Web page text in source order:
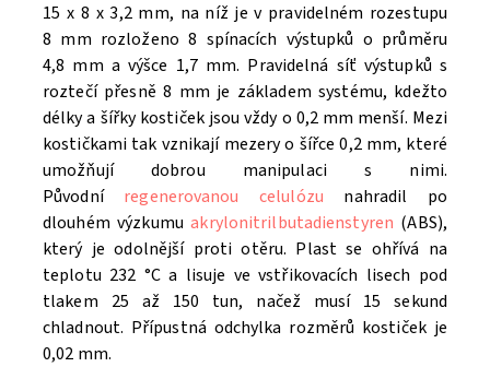
15 x 8 x 3,2 mm, na níž je v pravidelném rozestupu
8 mm rozloženo 8 spínacích výstupků o průměru
4,8 mm a výšce 1,7 mm. Pravidelná síť výstupků s
roztečí přesně 8 mm je základem systému, kdežto
délky a šířky kostiček jsou vždy o 0,2 mm menší. Mezi
kostičkami tak vznikají mezery o šířce 0,2 mm, které
umožňují dobrou manipulaci s nimi.
Původní regenerovanou celulózu nahradil po
dlouhém výzkumuakrylonitrilbutadienstyren (ABS),
který je odolnější proti otěru. Plast se ohřívá na
teplotu 232 °C a lisuje ve vstřikovacích lisech pod
tlakem 25 až 150 tun, načež musí 15 sekund
chladnout. Přípustná odchylka rozměrů kostiček je
0,02 mm.